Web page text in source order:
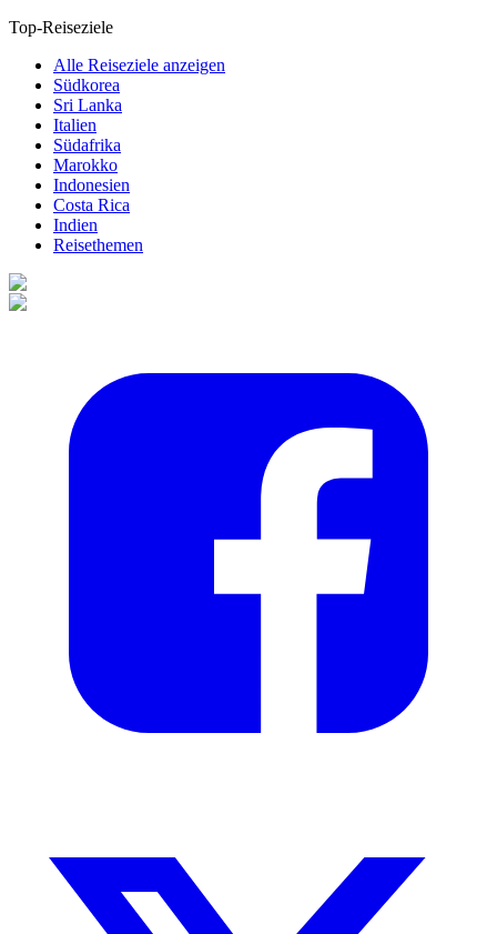
Top-Reiseziele
Alle Reiseziele anzeigen
Südkorea
Sri Lanka
Italien
Südafrika
Marokko
Indonesien
Costa Rica
Indien
Reisethemen